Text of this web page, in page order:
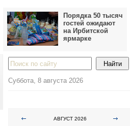
Порядка 50 тысяч
гостей ожидают
на Ирбитской
ярмарке
Суббота, 8 августа 2026
АВГУСТ 2026